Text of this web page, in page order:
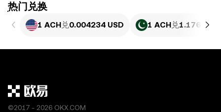
ִִִִִִִִִִִִִִִִִִִִִִִִִִִִִִִִִִִִִִִִִִִִִִִִ热门兑换
1 ACH兑0.004234 USD 1 ACH兑1.176 PKR
©2017 - 2026 OKX.COM